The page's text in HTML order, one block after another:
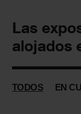
Las
alojados
TODOS EN